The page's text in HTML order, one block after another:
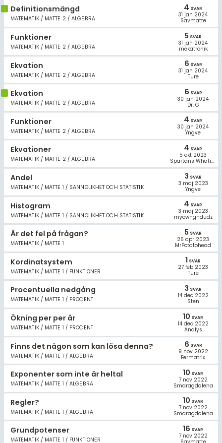
Definitionsmängd
MATEMATIK / MATTE 2 / ALGEBRA
4 SVAR
31 jan 2024
Savmatte
Funktioner
MATEMATIK / MATTE 2 / ALGEBRA
5 SVAR
31 jan 2024
mekatronik
Ekvation
MATEMATIK / MATTE 2 / ALGEBRA
6 SVAR
31 jan 2024
Ture
Ekvation
MATEMATIK / MATTE 2 / ALGEBRA
6 SVAR
30 jan 2024
Dr. G
Funktioner
MATEMATIK / MATTE 2 / ALGEBRA
4 SVAR
30 jan 2024
Yngve
Ekvationer
MATEMATIK / MATTE 2 / ALGEBRA
4 SVAR
5 okt 2023
Spartans!Whatisyourproffesion
Andel
MATEMATIK / MATTE 1 / SANNOLIKHET OCH STATISTIK
3 SVAR
3 maj 2023
Yngve
Histogram
MATEMATIK / MATTE 1 / SANNOLIKHET OCH STATISTIK
4 SVAR
3 maj 2023
myowngndudz
Är det fel på frågan?
MATEMATIK / MATTE 1
5 SVAR
26 apr 2023
MrPotatohead
Kordinatsystem
MATEMATIK / MATTE 1 / FUNKTIONER
1 SVAR
27 feb 2023
Ture
Procentuella nedgång
MATEMATIK / MATTE 1 / PROCENT
3 SVAR
14 dec 2022
Sten
Ökning per per år
MATEMATIK / MATTE 1 / PROCENT
10 SVAR
14 dec 2022
Analys
Finns det någon som kan lösa denna?
MATEMATIK / MATTE 1 / ALGEBRA
6 SVAR
9 nov 2022
Fermatrix
Exponenter som inte är heltal
MATEMATIK / MATTE 1 / ALGEBRA
10 SVAR
7 nov 2022
Smaragdalena
Regler?
MATEMATIK / MATTE 1 / ALGEBRA
10 SVAR
7 nov 2022
Smaragdalena
Grundpotenser
MATEMATIK / MATTE 1 / FUNKTIONER
16 SVAR
7 nov 2022